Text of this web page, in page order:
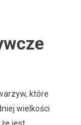
które
wielkości